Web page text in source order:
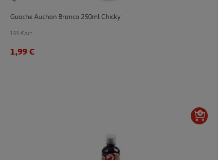
Guache Auchan Branco 250ml Chicky
1.99 €/un
1,99 €